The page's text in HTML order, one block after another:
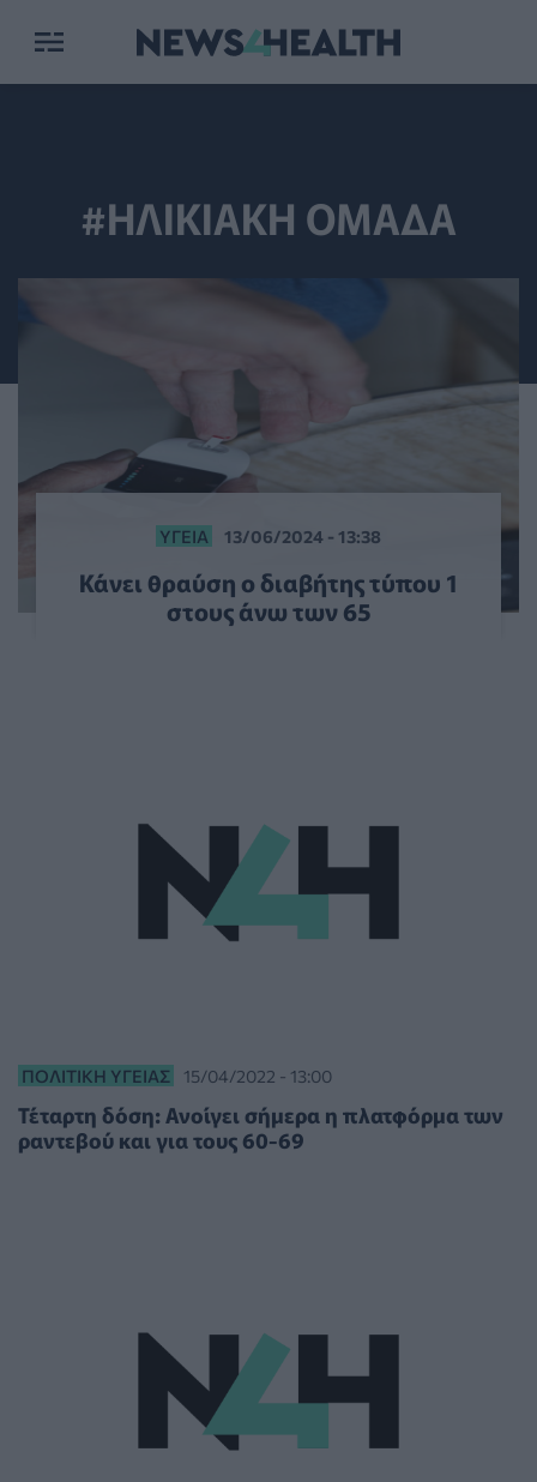
#ΗΛΙΚΙΑΚΗ ΟΜΑΔΑ
ΥΓΕΊΑ 13/06/2024 - 13:38
Κάνει θραύση ο διαβήτης τύπου 1
στους άνω των 65
ΠΟΛΙΤΙΚΉ ΥΓΕΊΑΣ 15/04/2022 - 13:00
Τέταρτη δόση: Ανοίγει σήμερα η πλατφόρμα των
ραντεβού και για τους 60-69